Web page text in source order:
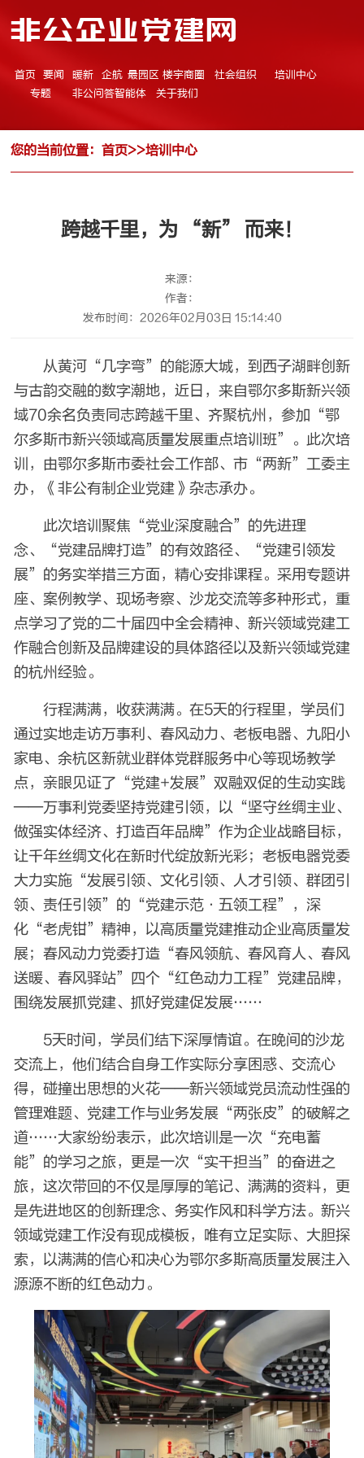
非公企业党建网
首页 要闻 暖新 企航 最园区 楼宇商圈 社会组织
培训中心
专题
非公问答智能体 关于我们
您的当前位置： 首页>>培训中心
跨越千里，为 “新” 而来！
来源：
作者：
发布时间：2026年02月03日 15:14:40
从黄河“几字弯”的能源大城，到西子湖畔创新
与古韵交融的数字潮地，近日，来自鄂尔多斯新兴领
域70余名负责同志跨越千里、齐聚杭州，参加“鄂
尔多斯市新兴领域高质量发展重点培训班”。此次培
训，由鄂尔多斯市委社会工作部、市“两新”工委主
办，《非公有制企业党建》杂志承办。
此次培训聚焦“党业深度融合”的先进理
念、“党建品牌打造”的有效路径、“党建引领发
展”的务实举措三方面，精心安排课程。采用专题讲
座、案例教学、现场考察、沙龙交流等多种形式，重
点学习了党的二十届四中全会精神、新兴领域党建工
作融合创新及品牌建设的具体路径以及新兴领域党建
的杭州经验。
行程满满，收获满满。在5天的行程里，学员们
通过实地走访万事利、春风动力、老板电器、九阳小
家电、余杭区新就业群体党群服务中心等现场教学
点，亲眼见证了“党建+发展”双融双促的生动实践
——万事利党委坚持党建引领，以“坚守丝绸主业、
做强实体经济、打造百年品牌”作为企业战略目标，
让千年丝绸文化在新时代绽放新光彩；老板电器党委
大力实施“发展引领、文化引领、人才引领、群团引
领、责任引领”的“党建示范·五领工程”，深
化“老虎钳”精神，以高质量党建推动企业高质量发
展；春风动力党委打造“春风领航、春风育人、春风
送暖、春风驿站”四个“红色动力工程”党建品牌，
围绕发展抓党建、抓好党建促发展……
5天时间，学员们结下深厚情谊。在晚间的沙龙
交流上，他们结合自身工作实际分享困惑、交流心
得，碰撞出思想的火花——新兴领域党员流动性强的
管理难题、党建工作与业务发展“两张皮”的破解之
道……大家纷纷表示，此次培训是一次“充电蓄
能”的学习之旅，更是一次“实干担当”的奋进之
旅，这次带回的不仅是厚厚的笔记、满满的资料，更
是先进地区的创新理念、务实作风和科学方法。新兴
领域党建工作没有现成模板，唯有立足实际、大胆探
索，以满满的信心和决心为鄂尔多斯高质量发展注入
源源不断的红色动力。